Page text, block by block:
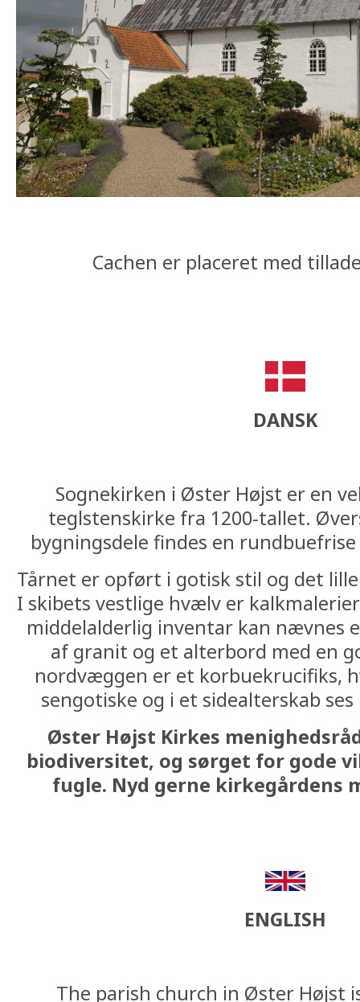
Cachen er placeret med
DANSK
Sognekirken i Øster Højst er en
teglstenskirke fra 1200-tallet.
bygningsdele findes en
Tårnet er opført i gotisk stil og det
I skibets vestlige hvælv er
middelalderlig inventar kan nævnes
af granit og et alterbord med en
nordvæggen er et korbuekrucifiks,
sengotiske og i et sidealterskab
Øster Højst Kirkes
biodiversitet, og sørget for gode
fugle. Nyd gerne kirkegårdens
ENGLISH
The parish church in Øster Højst